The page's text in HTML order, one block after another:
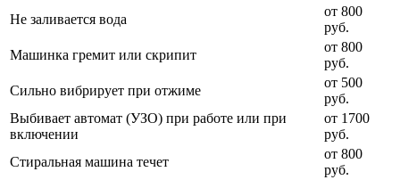
Не заливается вода
от 800
руб.
Машинка гремит или скрипит
от 800
руб.
Сильно вибрирует при отжиме
от 500
руб.
Выбивает автомат (УЗО) при работе или при
включении
от 1700
руб.
Стиральная машина течет
от 800
руб.